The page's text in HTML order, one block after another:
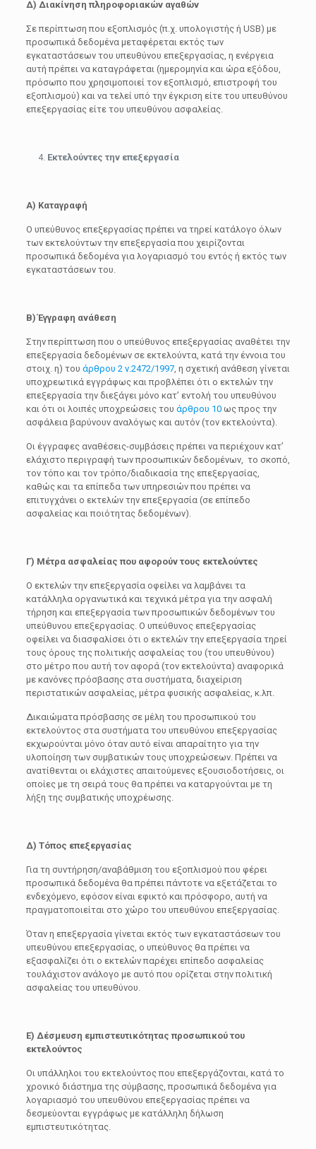
Δ) Διακίνηση πληροφοριακών αγαθών
Σε περίπτωση που εξοπλισμός (π.χ. υπολογιστής ή USB) με
προσωπικά δεδομένα μεταφέρεται εκτός των
εγκαταστάσεων του υπευθύνου επεξεργασίας, η ενέργεια
αυτή πρέπει να καταγράφεται (ημερομηνία και ώρα εξόδου,
πρόσωπο που χρησιμοποιεί τον εξοπλισμό, επιστροφή του
εξοπλισμού) και να τελεί υπό την έγκριση είτε του υπευθύνου
επεξεργασίας είτε του υπευθύνου ασφαλείας.
Εκτελούντες την επεξεργασία
Α) Καταγραφή
Ο υπεύθυνος επεξεργασίας πρέπει να τηρεί κατάλογο όλων
των εκτελούντων την επεξεργασία που χειρίζονται
προσωπικά δεδομένα για λογαριασμό του εντός ή εκτός των
εγκαταστάσεων του.
Β) Έγγραφη ανάθεση
Στην περίπτωση που ο υπεύθυνος επεξεργασίας αναθέτει την
επεξεργασία δεδομένων σε εκτελούντα, κατά την έννοια του
στοιχ. η) του άρθρου 2 ν.2472/1997, η σχετική ανάθεση γίνεται
υποχρεωτικά εγγράφως και προβλέπει ότι ο εκτελών την
επεξεργασία την διεξάγει μόνο κατ’ εντολή του υπευθύνου
και ότι οι λοιπές υποχρεώσεις του άρθρου 10ως προς την
ασφάλεια βαρύνουν αναλόγως και αυτόν (τον εκτελούντα).
Οι έγγραφες αναθέσεις-συμβάσεις πρέπει να περιέχουν κατ’
ελάχιστο περιγραφή των προσωπικών δεδομένων, το σκοπό,
τον τόπο και τον τρόπο/διαδικασία της επεξεργασίας,
καθώς και τα επίπεδα των υπηρεσιών που πρέπει να
επιτυγχάνει ο εκτελών την επεξεργασία (σε επίπεδο
ασφαλείας και ποιότητας δεδομένων).
Γ) Μέτρα ασφαλείας που αφορούν τους εκτελούντες
Ο εκτελών την επεξεργασία οφείλει να λαμβάνει τα
κατάλληλα οργανωτικά και τεχνικά μέτρα για την ασφαλή
τήρηση και επεξεργασία των προσωπικών δεδομένων του
υπεύθυνου επεξεργασίας. Ο υπεύθυνος επεξεργασίας
οφείλει να διασφαλίσει ότι ο εκτελών την επεξεργασία τηρεί
τους όρους της πολιτικής ασφαλείας του (του υπευθύνου)
στο μέτρο που αυτή τον αφορά (τον εκτελούντα) αναφορικά
με κανόνες πρόσβασης στα συστήματα, διαχείριση
περιστατικών ασφαλείας, μέτρα φυσικής ασφαλείας, κ.λπ.
Δικαιώματα πρόσβασης σε μέλη του προσωπικού του
εκτελούντος στα συστήματα του υπευθύνου επεξεργασίας
εκχωρούνται μόνο όταν αυτό είναι απαραίτητο για την
υλοποίηση των συμβατικών τους υποχρεώσεων. Πρέπει να
ανατίθενται οι ελάχιστες απαιτούμενες εξουσιοδοτήσεις, οι
οποίες με τη σειρά τους θα πρέπει να καταργούνται με τη
λήξη της συμβατικής υποχρέωσης.
Δ) Τόπος επεξεργασίας
Για τη συντήρηση/αναβάθμιση του εξοπλισμού που φέρει
προσωπικά δεδομένα θα πρέπει πάντοτε να εξετάζεται το
ενδεχόμενο, εφόσον είναι εφικτό και πρόσφορο, αυτή να
πραγματοποιείται στο χώρο του υπευθύνου επεξεργασίας.
Όταν η επεξεργασία γίνεται εκτός των εγκαταστάσεων του
υπευθύνου επεξεργασίας, ο υπεύθυνος θα πρέπει να
εξασφαλίζει ότι ο εκτελών παρέχει επίπεδο ασφαλείας
τουλάχιστον ανάλογο με αυτό που ορίζεται στην πολιτική
ασφαλείας του υπευθύνου.
Ε) Δέσμευση εμπιστευτικότητας προσωπικού του
εκτελούντος
Οι υπάλληλοι του εκτελούντος που επεξεργάζονται, κατά το
χρονικό διάστημα της σύμβασης, προσωπικά δεδομένα για
λογαριασμό του υπευθύνου επεξεργασίας πρέπει να
δεσμεύονται εγγράφως με κατάλληλη δήλωση
εμπιστευτικότητας.